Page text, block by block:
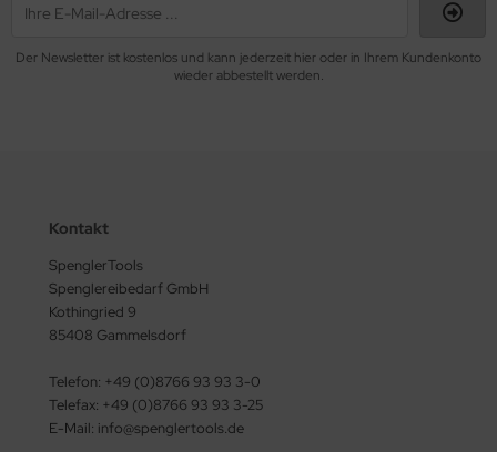
Der Newsletter ist kostenlos und kann jederzeit hier oder in Ihrem Kundenkonto
wieder abbestellt werden.
Kontakt
SpenglerTools
Spenglereibedarf GmbH
Kothingried 9
85408 Gammelsdorf
Telefon: +49 (0)8766 93 93 3-0
Telefax: +49 (0)8766 93 93 3-25
E-Mail: info@spenglertools.de